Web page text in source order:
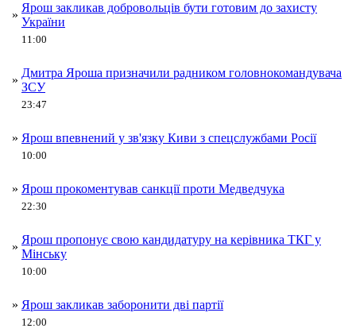
»
Ярош закликав добровольців бути готовим до захисту
України
11:00
»
Дмитра Яроша призначили радником головнокомандувача
ЗСУ
23:47
» Ярош впевнений у зв'язку Киви з спецслужбами Росії
10:00
» Ярош прокоментував санкції проти Медведчука
22:30
»
Ярош пропонує свою кандидатуру на керівника ТКГ у
Мінську
10:00
» Ярош закликав заборонити дві партії
12:00